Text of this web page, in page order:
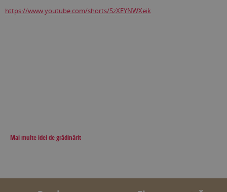
https://www.youtube.com/shorts/SzXEYNWXeik
Mai multe idei de grădinărit